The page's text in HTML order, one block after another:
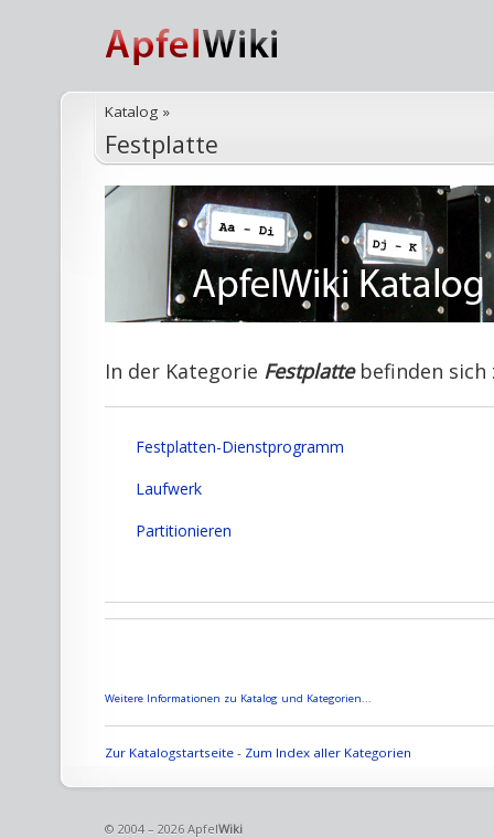
Katalog »
Festplatte
In der Kategorie Festplattebefinden sich
Festplatten-Dienstprogramm
Laufwerk
Partitionieren
Weitere Informationen zu Katalog und Kategorien...
Zur Katalogstartseite - Zum Index aller Kategorien
© 2004 – 2026 ApfelWiki